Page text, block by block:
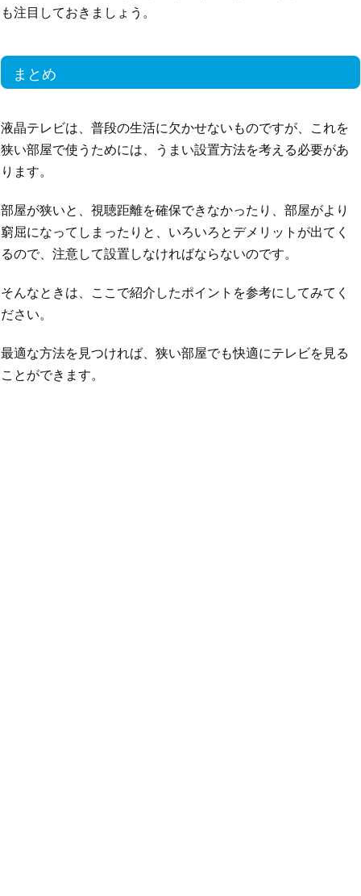
も注目しておきましょう。
まとめ
液晶テレビは、普段の生活に欠かせないものですが、これを
狭い部屋で使うためには、うまい設置方法を考える必要があ
ります。
部屋が狭いと、視聴距離を確保できなかったり、部屋がより
窮屈になってしまったりと、いろいろとデメリットが出てく
るので、注意して設置しなければならないのです。
そんなときは、ここで紹介したポイントを参考にしてみてく
ださい。
最適な方法を見つければ、狭い部屋でも快適にテレビを見る
ことができます。